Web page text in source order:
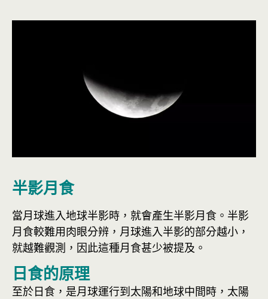
半影月食
當月球進入地球半影時，就會產生半影月食。半影
月食較難用肉眼分辨，月球進入半影的部分越小，
就越難觀測，因此這種月食甚少被提及。
日食的原理
至於日食，是月球運行到太陽和地球中間時，太陽